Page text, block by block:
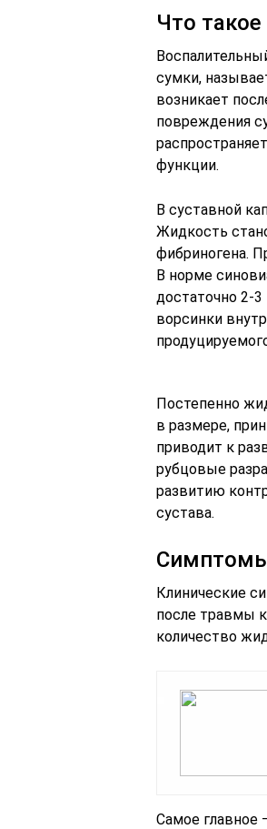
Что
сумки,
возникает
повреждения
функции.
В суставной
Жидкость
фибриногена.
В норме
достаточно 2-
ворсинки
Постепенно
в размере,
приводит к
рубцовые
развитию
сустава.
Клинические
после травмы
количество
Самое главное